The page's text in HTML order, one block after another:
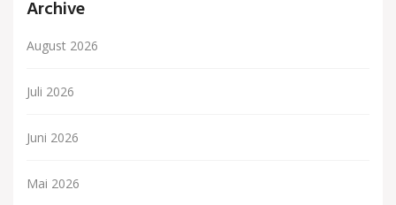
Archive
August 2026
Juli 2026
Juni 2026
Mai 2026